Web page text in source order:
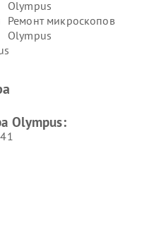
Olympus
Ремонт микроскопов
Olympus
Olympus: